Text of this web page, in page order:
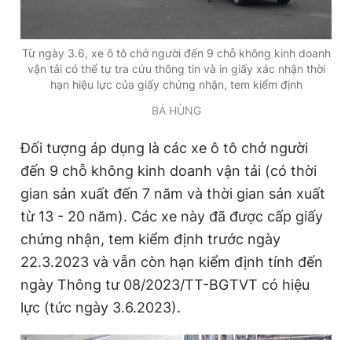
Từ ngày 3.6, xe ô tô chở người đến 9 chỗ không kinh doanh
vận tải có thể tự tra cứu thông tin và in giấy xác nhận thời
hạn hiệu lực của giấy chứng nhận, tem kiểm định
BÁ HÙNG
Đối tượng áp dụng là các xe ô tô chở người
đến 9 chỗ không kinh doanh vận tải (có thời
gian sản xuất đến 7 năm và thời gian sản xuất
từ 13 - 20 năm). Các xe này đã được cấp giấy
chứng nhận, tem kiểm định trước ngày
22.3.2023 và vẫn còn hạn kiểm định tính đến
ngày Thông tư 08/2023/TT-BGTVT có hiệu
lực (tức ngày 3.6.2023).